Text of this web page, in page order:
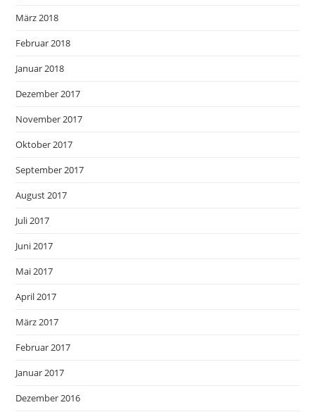
März 2018
Februar 2018
Januar 2018
Dezember 2017
November 2017
Oktober 2017
September 2017
August 2017
Juli 2017
Juni 2017
Mai 2017
April 2017
März 2017
Februar 2017
Januar 2017
Dezember 2016